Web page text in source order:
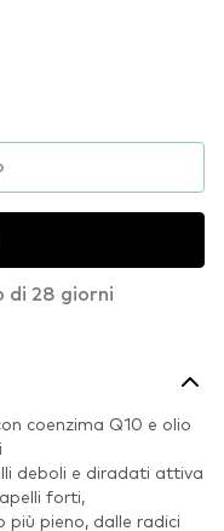
di 28 giorni
coenzima Q10 e olio
deboli e diradati attiva
forti,
pieno, dalle radici